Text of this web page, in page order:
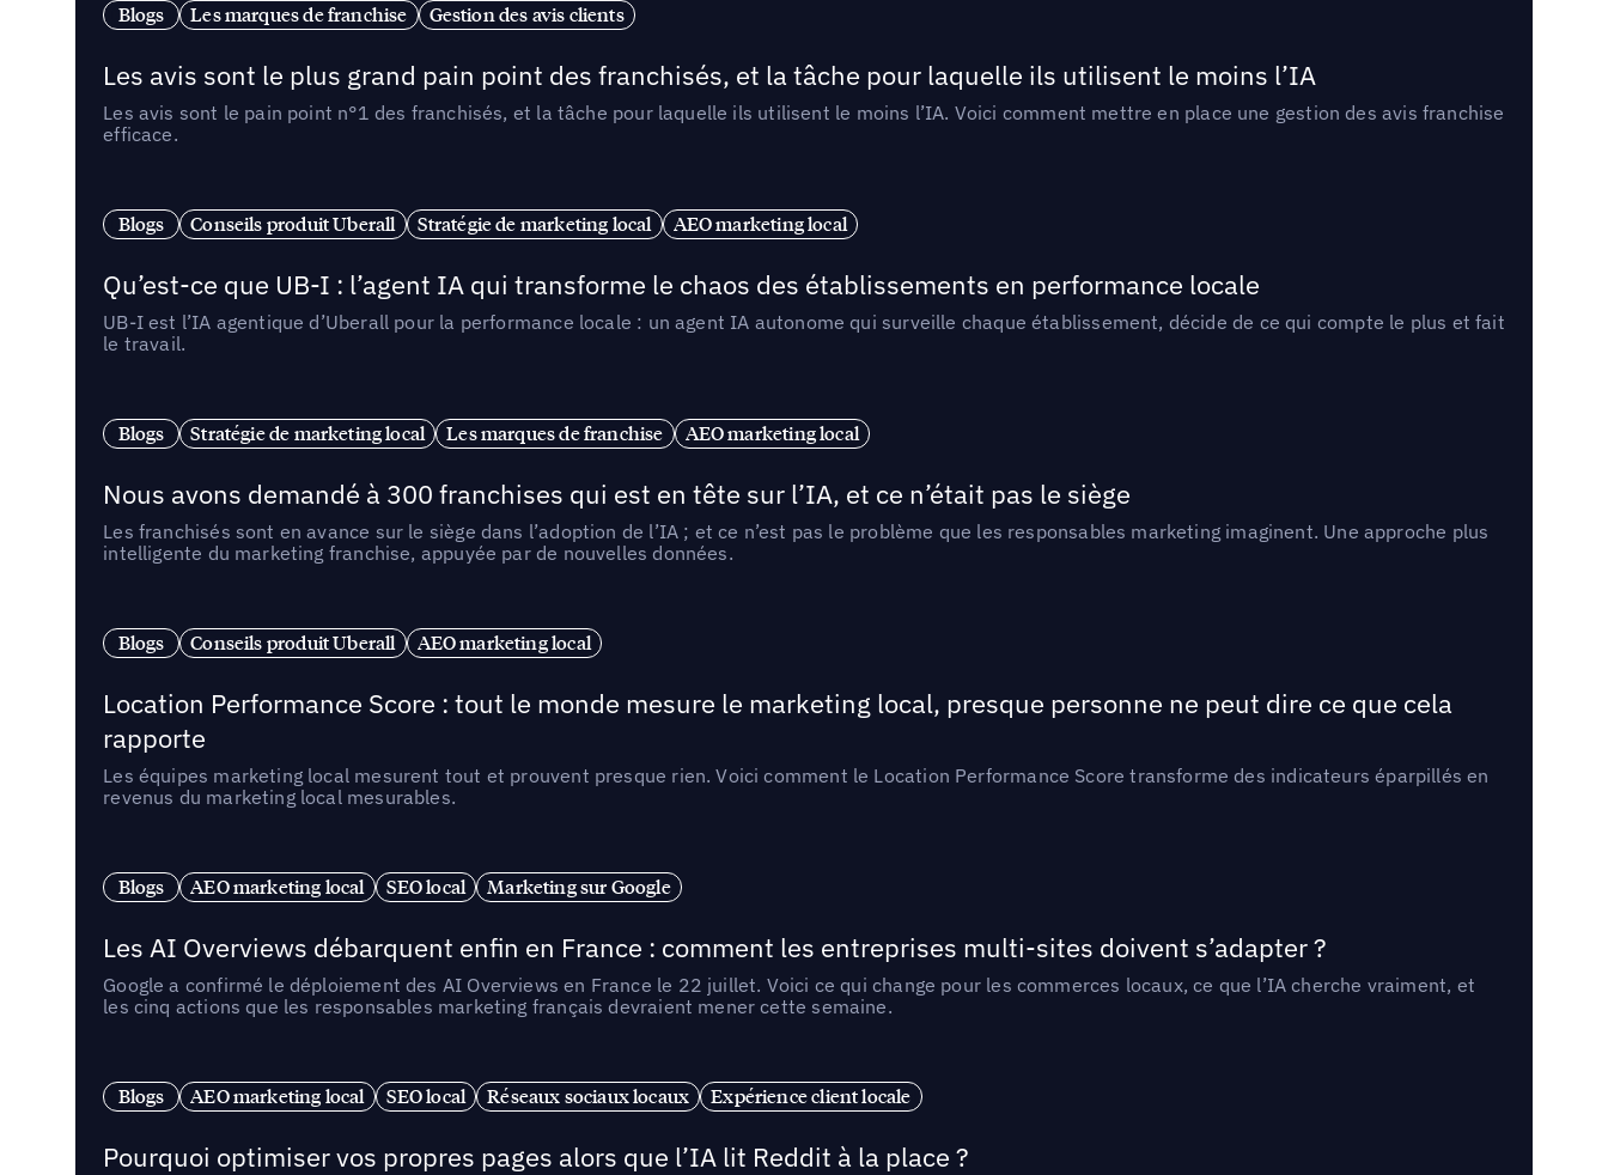
Blogs Les marques de franchise Gestion des avis clients
Les avis sont le plus grand pain point des franchisés, et la tâche pour laquelle ils utilisent le moins l’IA
Les avis sont le pain point n°1 des franchisés, et la tâche pour laquelle ils utilisent le moins l’IA. Voici comment mettre en place une gestion des avis franchise
efficace.
Blogs Conseils produit Uberall Stratégie de marketing local AEO marketing local
Qu’est-ce que UB-I : l’agent IA qui transforme le chaos des établissements en performance locale
UB-I est l’IA agentique d’Uberall pour la performance locale : un agent IA autonome qui surveille chaque établissement, décide de ce qui compte le plus et fait
le travail.
Blogs Stratégie de marketing local Les marques de franchise AEO marketing local
Nous avons demandé à 300 franchises qui est en tête sur l’IA, et ce n’était pas le siège
Les franchisés sont en avance sur le siège dans l’adoption de l’IA ; et ce n’est pas le problème que les responsables marketing imaginent. Une approche plus
intelligente du marketing franchise, appuyée par de nouvelles données.
Blogs Conseils produit Uberall AEO marketing local
Location Performance Score : tout le monde mesure le marketing local, presque personne ne peut dire ce que cela
rapporte
Les équipes marketing local mesurent tout et prouvent presque rien. Voici comment le Location Performance Score transforme des indicateurs éparpillés en
revenus du marketing local mesurables.
Blogs AEO marketing local SEO local Marketing sur Google
Les AI Overviews débarquent enfin en France : comment les entreprises multi-sites doivent s’adapter ?
Google a confirmé le déploiement des AI Overviews en France le 22 juillet. Voici ce qui change pour les commerces locaux, ce que l’IA cherche vraiment, et
les cinq actions que les responsables marketing français devraient mener cette semaine.
Blogs AEO marketing local SEO local Réseaux sociaux locaux Expérience client locale
Pourquoi optimiser vos propres pages alors que l’IA lit Reddit à la place ?